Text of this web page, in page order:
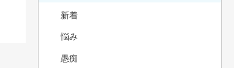
新着
悩み
愚痴